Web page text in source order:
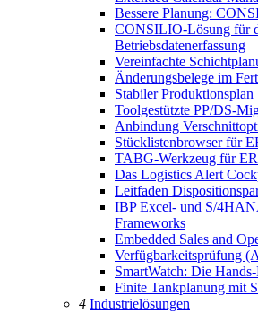
Bessere Planung:
CONSILIO-Lösung für
Betriebsdatenerfassung
Vereinfachte
Änderungsbelege im
Stabiler Produktionsplan
Toolgestützte PP/DS-
Anbindung
Stücklistenbrowser für
TABG-Werkzeug für
Das Logistics Alert
Leitfaden
IBP Excel- und S/
Frameworks
Embedded Sales and
Verfügbarkeitsprüfung
SmartWatch: Die
Finite Tankplanung mit
4 Industrielösungen